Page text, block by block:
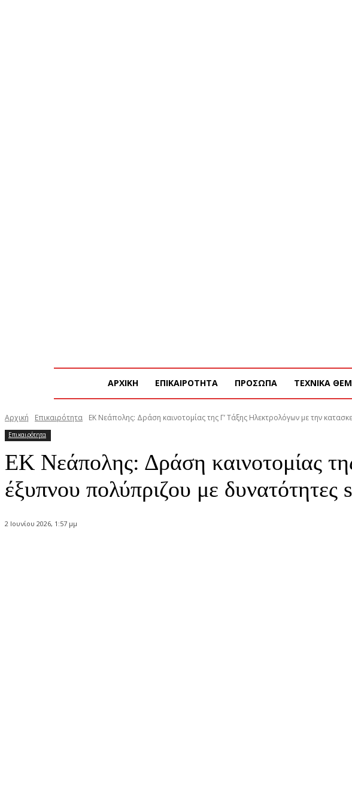
ΑΡΧΙΚΗ ΕΠΙΚΑΙΡΟΤΗΤΑ ΠΡΟΣΩΠΑ ΤΕΧΝΙΚΑ
Αρχική Επικαιρότητα ΕΚ Νεάπολης: Δράση καινοτομίας της Γ’ Τάξης Ηλεκτρολόγων με την
Επικαιρότητα
ΕΚ Νεάπολης: Δράση καινοτομίας
έξυπνου πολύπριζου με δυνατότητες
2 Ιουνίου 2026, 1:57 μμ